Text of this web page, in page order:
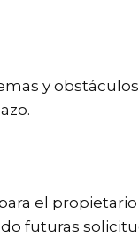
y
el propietario
futuras